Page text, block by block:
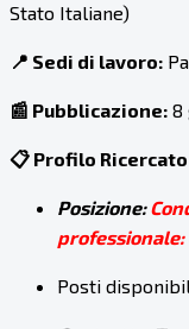
Stato Italiane)
📍 Sedi di lavoro:
📰 Pubblicazione: 8
📋 Profilo Ricercato
Posizione:
professionale:
Posti